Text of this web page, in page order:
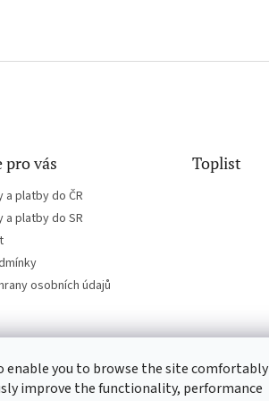
enable you to browse the site comfortably
improve the functionality, performance
vás
a platby do ČR
a platby do SR
osobních údajů
Toplist
CD-hudba.cz EN-filmy.cz